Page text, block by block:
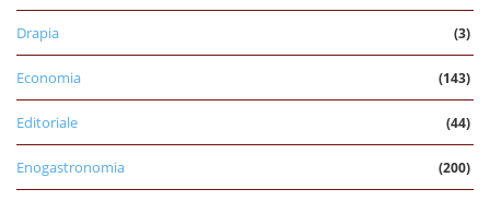
Drapia (3)
Economia (143)
Editoriale (44)
Enogastronomia (200)